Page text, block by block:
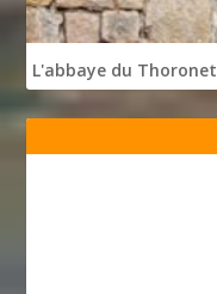
L'abbaye du Thoronet